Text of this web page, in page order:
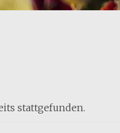
stattgefunden.